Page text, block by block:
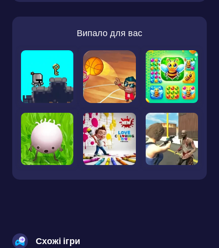
Випало для вас
Схожі ігри